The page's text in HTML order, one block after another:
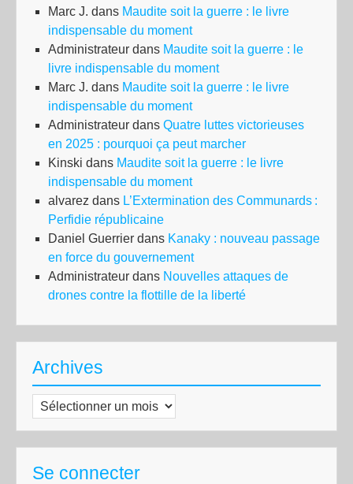
Marc J. dans Maudite soit la guerre : le livre
indispensable du moment
Administrateur dans Maudite soit la guerre : le
livre indispensable du moment
Marc J. dans Maudite soit la guerre : le livre
indispensable du moment
Administrateur dans Quatre luttes victorieuses
en 2025 : pourquoi ça peut marcher
Kinski dans Maudite soit la guerre : le livre
indispensable du moment
alvarez dans L’Extermination des Communards :
Perfidie républicaine
Daniel Guerrier dans Kanaky : nouveau passage
en force du gouvernement
Administrateur dans Nouvelles attaques de
drones contre la flottille de la liberté
Archives
Archives
Se connecter